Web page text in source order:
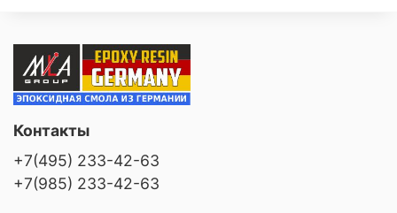
Контакты
+7(495) 233-42-63
+7(985) 233-42-63